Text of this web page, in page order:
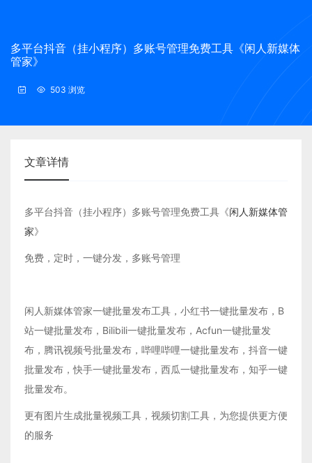
多平台抖音（挂小程序）多账号管理免费工具《闲人新媒体
管家》
503 浏览
文章详情
多平台抖音（挂小程序）多账号管理免费工具《闲人新媒体管
家》
免费，定时，一键分发，多账号管理
闲人新媒体管家一键批量发布工具，小红书一键批量发布，B
站一键批量发布，Bilibili一键批量发布，Acfun一键批量发
布，腾讯视频号批量发布，哔哩哔哩一键批量发布，抖音一键
批量发布，快手一键批量发布，西瓜一键批量发布，知乎一键
批量发布。
更有图片生成批量视频工具，视频切割工具，为您提供更方便
的服务